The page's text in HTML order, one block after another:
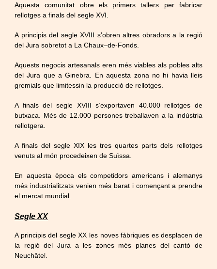
Aquesta comunitat obre els primers tallers per fabricar
rellotges a finals del segle XVI.
A principis del segle XVIII s’obren altres obradors a la regió
del Jura sobretot a La Chaux–de-Fonds
Aquests negocis artesanals eren més viables als pobles alts
del Jura que a Ginebra. En aquesta zona no hi havia lleis
gremials que limitessin la producció de rellotges.
A finals del segle XVIII s’exportaven 40.000 rellotges de
butxaca. Més de 12.000 persones treballaven a la indústria
rellotgera.
A finals del segle XIX les tres quartes parts dels rellotges
venuts al món procedeixen de Suïssa.
En aquesta època els competidors americans i alemanys
més industrialitzats venien més barat i començant a prendre
el mercat mundial.
Segle XX
A principis del segle XX les noves fàbriques es desplacen de
la regió del Jura a les zones més planes del cantó de
Neuchâtel.